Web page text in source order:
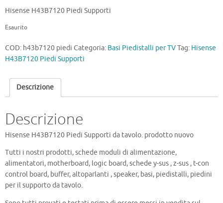
Hisense H43B7120 Piedi Supporti
Esaurito
COD: h43b7120 piedi Categoria: Basi Piedistalli per TVTag: Hisense
H43B7120 Piedi Supporti
Descrizione
Descrizione
Hisense H43B7120 Piedi Supporti da tavolo. prodotto nuovo
Tutti i nostri prodotti, schede moduli di alimentazione,
alimentatori, motherboard, logic board, schede y-sus , z-sus , t-con
control board, buffer, altoparlanti , speaker, basi, piedistalli, piedini
per il supporto da tavolo.